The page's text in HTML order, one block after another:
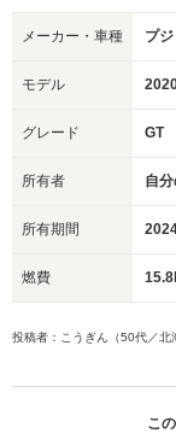
メーカー・車種 プ
モデル
グレード GT
所有者 自
所有期間
燃費
投稿者：こうぎん（50代／北
こ